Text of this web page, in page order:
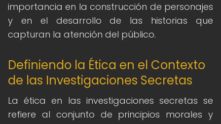
importancia en la construcción de personajes
y en el desarrollo de las historias que
capturan la atención del público.
Definiendo la Ética en el Contexto
de las Investigaciones Secretas
La ética en las investigaciones secretas se
refiere al conjunto de principios morales y